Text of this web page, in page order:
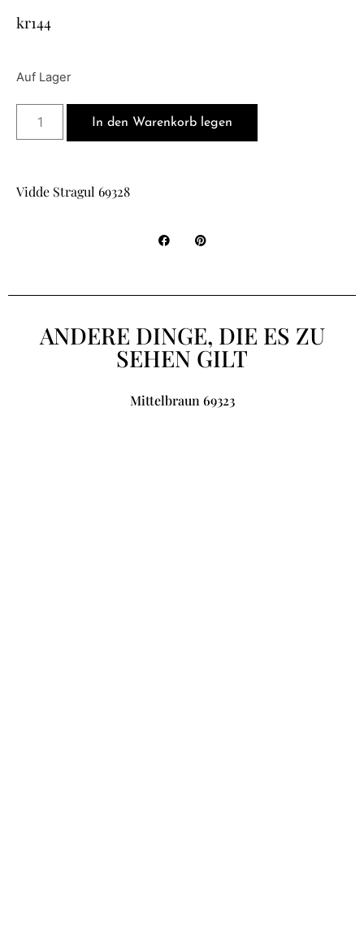
kr144
Auf Lager
In den Warenkorb legen
Vidde Stragul 69328
ANDERE DINGE, DIE ES ZU
SEHEN GILT
Mittelbraun 69323